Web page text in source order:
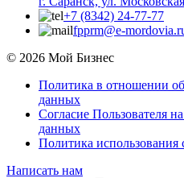
+7 (8342) 24-77-77
fpprm@e-
© 2026 Мой Бизнес
Политика в отношении
данных
Согласие Пользователя
данных
Политика использования
Написать нам